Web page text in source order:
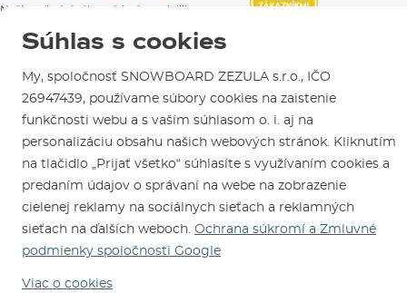
Kontakty
Ako si vybrať vybavenie
Požičovňa
Servis a opravy
Naši spokojní zákazníci nám udelili
Sme tu pre Vás od roku 1996
Súhlas s cookies
My, spoločnosť SNOWBOARD ZEZULA s.r.o., IČO
26947439, používame súbory cookies na zaistenie
funkčnosti webu a s vaším súhlasom o. i. aj na
personalizáciu obsahu našich webových stránok. Kliknutím
na tlačidlo „Prijať všetko“ súhlasíte s využívaním cookies a
predaním údajov o správaní na webe na zobrazenie
cielenej reklamy na sociálnych sieťach a reklamných
sieťach na ďalších weboch. Ochrana súkromí a Zmluvné
podmienky spoločnosti Google
Viac o cookies